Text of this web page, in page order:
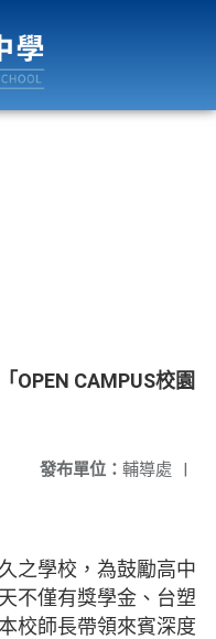
OPEN CAMPUS校園
發布單位： 輔導處 |
之學校，為鼓勵高中
不僅有獎學金、台塑
校師長帶領來賓深度